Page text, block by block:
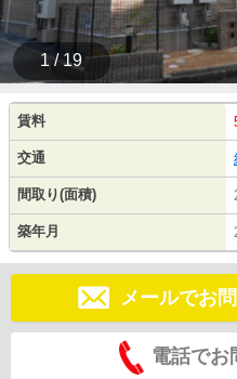
1 / 19
賃料
交通
間取り(面積)
築年月
メールでお
電話でお